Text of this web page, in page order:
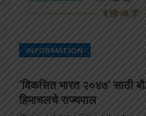
INFORMATION
‘विकसित भारत २०४७’ साठी
हिमाचलचे राज्यपाल